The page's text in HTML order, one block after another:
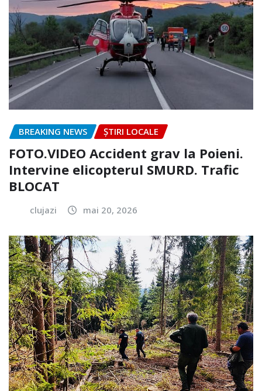
BREAKING NEWS ȘTIRI LOCALE
FOTO.VIDEO Accident grav la Poieni.
Intervine elicopterul SMURD. Trafic
BLOCAT
clujazi mai 20, 2026